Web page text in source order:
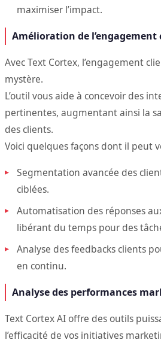
maximiser l’impact.
Amélioration de l’engagement
Avec Text Cortex, l’engagement
mystère.
L’outil vous aide à concevoir des
pertinentes, augmentant ainsi la
des clients.
Voici quelques façons dont il peut
Segmentation avancée des
ciblées.
Automatisation des réponses
libérant du temps pour des
Analyse des feedbacks clients
en continu.
Analyse des performances
Text Cortex AI offre des outils
l’efficacité de vos initiatives